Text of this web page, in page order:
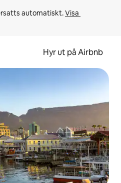
automatiskt. Visa
Hyr ut på Airbnb